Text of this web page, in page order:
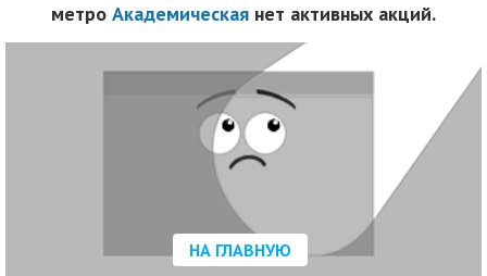
метро Академическая нет активных акций.
НА ГЛАВНУЮ